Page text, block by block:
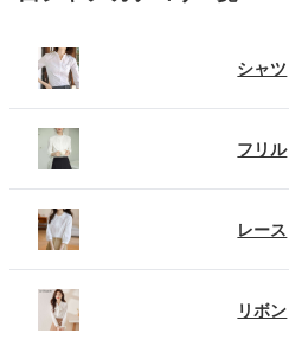
シャツ
フリル
レース
リボン